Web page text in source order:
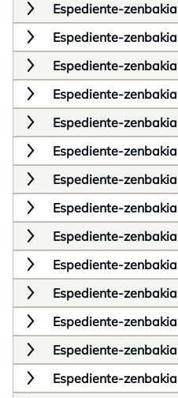
Espediente-zenbakia
Espediente-zenbakia
Espediente-zenbakia
Espediente-zenbakia
Espediente-zenbakia
Espediente-zenbakia
Espediente-zenbakia
Espediente-zenbakia
Espediente-zenbakia
Espediente-zenbakia
Espediente-zenbakia
Espediente-zenbakia
Espediente-zenbakia
Espediente-zenbakia